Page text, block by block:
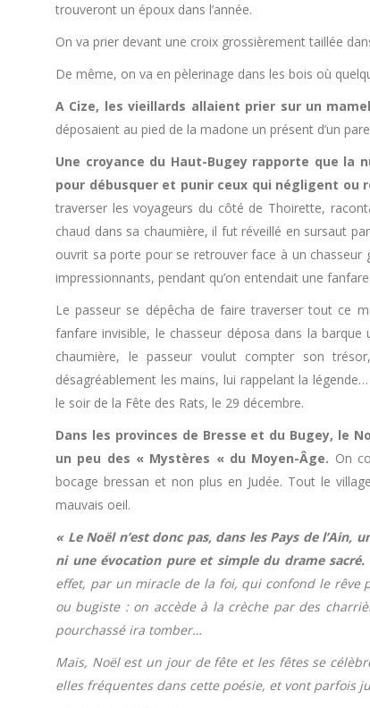
trouveront un époux dans l’année.
On va prier devant une croix grossièrement taillée
De même, on va en pèlerinage dans les bois où
A Cize, les vieillards allaient prier sur un
déposaient au pied de la madone un présent d’un
Une croyance du Haut-Bugey rapporte que la
pour débusquer et punir ceux qui négligent ou
traverser les voyageurs du côté de Thoirette,
chaud dans sa chaumière, il fut réveillé en sursaut
ouvrit sa porte pour se retrouver face à un chasseur
impressionnants, pendant qu’on entendait une
Le passeur se dépêcha de faire traverser tout ce
fanfare invisible, le chasseur déposa dans la
chaumière, le passeur voulut compter son
désagréablement les mains, lui rappelant la
le soir de la Fête des Rats, le 29 décembre.
Dans les provinces de Bresse et du Bugey, le
un peu des « Mystères « du Moyen-Âge. On
bocage bressan et non plus en Judée. Tout le
mauvais oeil.
« Le Noël n’est donc pas, dans les Pays de
ni une évocation pure et simple du drame sacré.
effet, par un miracle de la foi, qui confond le rêve
ou bugiste : on accède à la crèche par des
pourchassé ira tomber…
Mais, Noël est un jour de fête et les fêtes se
elles fréquentes dans cette poésie, et vont parfois